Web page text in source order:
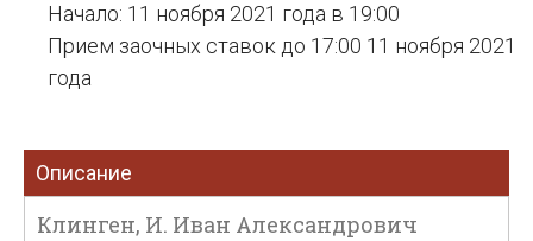
Начало: 11 ноября 2021 года в 19:00
Прием заочных ставок до 17:00 11 ноября 2021
года
Описание
Клинген, И. Иван Александрович